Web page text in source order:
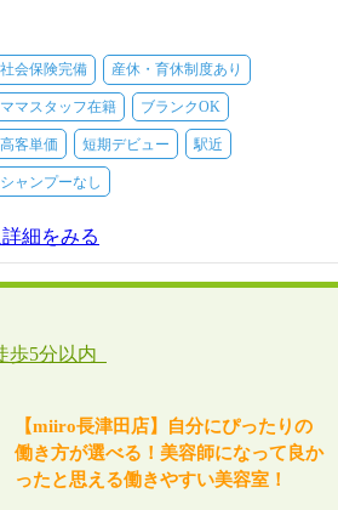
社会保険完備 産休・育休制度あり
ママスタッフ在籍 ブランクOK
高客単価 短期デビュー 駅近
シャンプーなし
歩5分以内
【miiro長津田店】自分にぴったりの
働き方が選べる！美容師になって良か
ったと思える働きやすい美容室！